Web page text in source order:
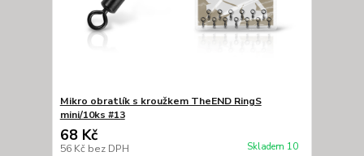
Mikro obratlík s kroužkem TheEND RingS
mini/10ks #13
68 Kč
56 Kč bez DPH Skladem 10